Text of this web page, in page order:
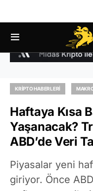
KRIPTO HABERLERI
Haftaya Kısa
Yaşanacak?
ABD’de Veri
Piyasalar yeni
giriyor. Önce